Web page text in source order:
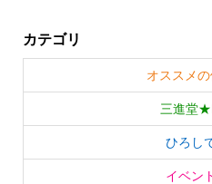
カテゴリ
オススメ
三進堂
ひろし
イベン